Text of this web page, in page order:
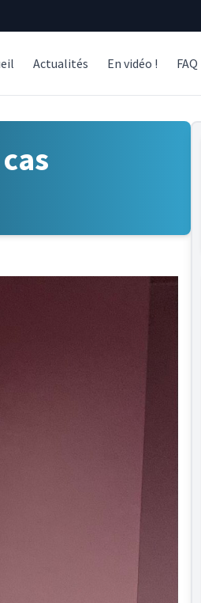
Actualités En vidéo ! FAQ